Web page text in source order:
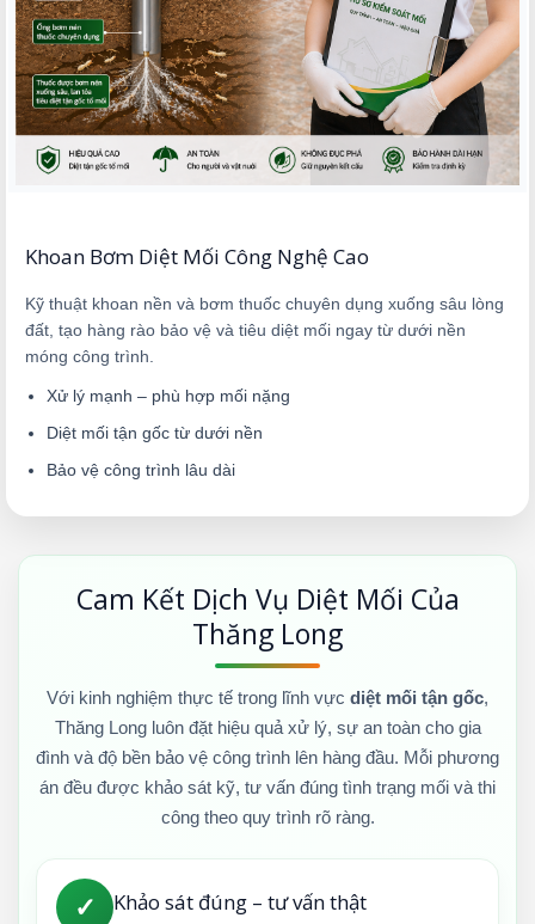
Khoan Bơm Diệt Mối Công Nghệ Cao
Kỹ thuật khoan nền và bơm thuốc chuyên dụng xuống sâu lòng
đất, tạo hàng rào bảo vệ và tiêu diệt mối ngay từ dưới nền
móng công trình.
Xử lý mạnh – phù hợp mối nặng
Diệt mối tận gốc từ dưới nền
Bảo vệ công trình lâu dài
Cam Kết Dịch Vụ Diệt Mối Của
Thăng Long
Với kinh nghiệm thực tế trong lĩnh vực diệt mối tận gốc,
Thăng Long luôn đặt hiệu quả xử lý, sự an toàn cho gia
đình và độ bền bảo vệ công trình lên hàng đầu. Mỗi phương
án đều được khảo sát kỹ, tư vấn đúng tình trạng mối và thi
công theo quy trình rõ ràng.
✓ Khảo sát đúng – tư vấn thật